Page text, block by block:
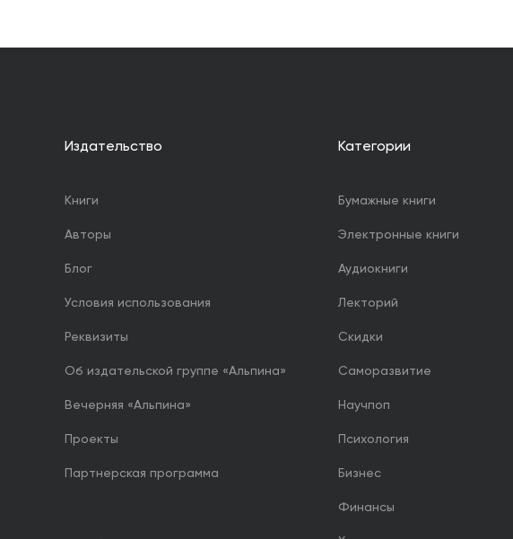
Издательство
Книги
Авторы
Блог
Условия использования
Реквизиты
Об издательской группе «Альпина»
Вечерняя «Альпина»
Проекты
Партнерская программа
Категории
Бумажные книги
Электронные книги
Аудиокниги
Лекторий
Скидки
Саморазвитие
Научпоп
Психология
Бизнес
Финансы